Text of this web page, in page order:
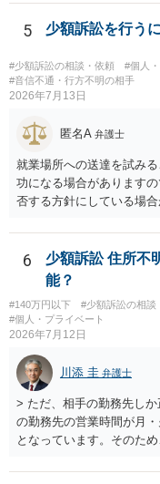
と、もし異議申立てがな
（通常訴訟へ移行する日
その異議後の通常訴訟は
に相手方が遠方である場
手方の主張については、
お、残念ながら、「連絡
せん。
5 少額訴訟を行う
#少額訴訟の相談・依頼 #個人
#音信不通・行方不明の相手
2026年7月13日
匿名A 弁護士
就業場所への送達を試み
功になる場合があります
否する方針にしている場
6
少額訴訟 住所不
能？
#140万円以下 #少額訴訟の相談
#個人・プライベート
2026年7月12日
川添 圭 弁護士
> ただ、相手の勤務先し
の勤務先の営業時間が月
となっています。そのた
夜間の送達を上申するの